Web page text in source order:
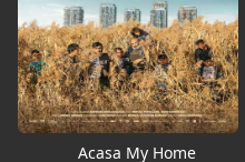
Acasa My Home